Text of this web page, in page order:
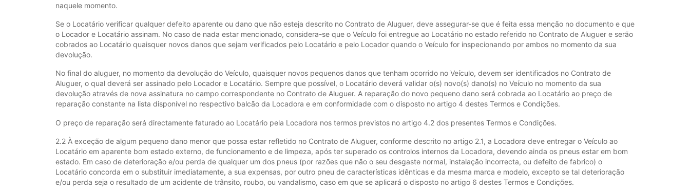
naquele momento.
Se o Locatário verificar qualquer defeito aparente ou dano que não esteja descrito no Contrato de Aluguer, deve assegurar-se que é feita essa menção no documento e que
o Locador e Locatário assinam. No caso de nada estar mencionado, considera-se que o Veículo foi entregue ao Locatário no estado referido no Contrato de Aluguer e serão
cobrados ao Locatário quaisquer novos danos que sejam verificados pelo Locatário e pelo Locador quando o Veículo for inspecionando por ambos no momento da sua
devolução.
No final do aluguer, no momento da devolução do Veículo, quaisquer novos pequenos danos que tenham ocorrido no Veículo, devem ser identificados no Contrato de
Aluguer, o qual deverá ser assinado pelo Locador e Locatário. Sempre que possível, o Locatário deverá validar o(s) novo(s) dano(s) no Veículo no momento da sua
devolução através de nova assinatura no campo correspondente no Contrato de Aluguer. A reparação do novo pequeno dano será cobrada ao Locatário ao preço de
reparação constante na lista disponível no respectivo balcão da Locadora e em conformidade com o disposto no artigo 4 destes Termos e Condições.
O preço de reparação será directamente faturado ao Locatário pela Locadora nos termos previstos no artigo 4.2 dos presentes Termos e Condições.
2.2 À exceção de algum pequeno dano menor que possa estar refletido no Contrato de Aluguer, conforme descrito no artigo 2.1, a Locadora deve entregar o Veículo ao
Locatário em aparente bom estado externo, de funcionamento e de limpeza, após ter superado os controlos internos da Locadora, devendo ainda os pneus estar em bom
estado. Em caso de deterioração e/ou perda de qualquer um dos pneus (por razões que não o seu desgaste normal, instalação incorrecta, ou defeito de fabrico) o
Locatário concorda em o substituir imediatamente, a sua expensas, por outro pneu de características idênticas e da mesma marca e modelo, excepto se tal deterioração
e/ou perda seja o resultado de um acidente de trânsito, roubo, ou vandalismo, caso em que se aplicará o disposto no artigo 6 destes Termos e Condições.